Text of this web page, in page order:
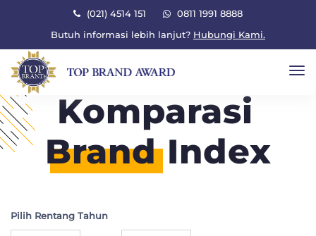
(021) 4514 151
0811 1991 8888
Butuh informasi lebih lanjut? Hubungi Kami.
Komparasi
Brand Index
Pilih Rentang Tahun